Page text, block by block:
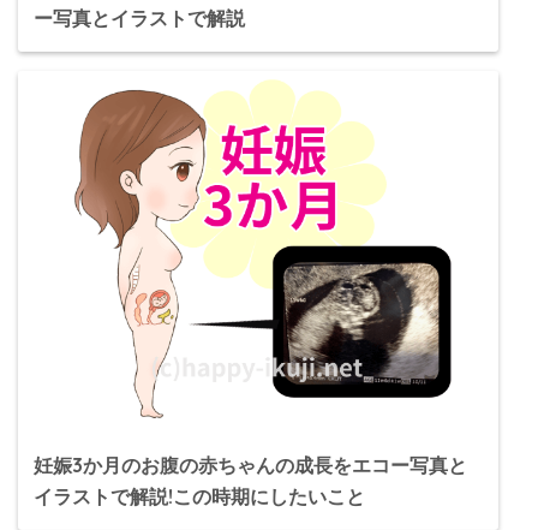
ー写真とイラストで解説
妊娠3か月のお腹の赤ちゃんの成長をエコー写真と
イラストで解説!この時期にしたいこと